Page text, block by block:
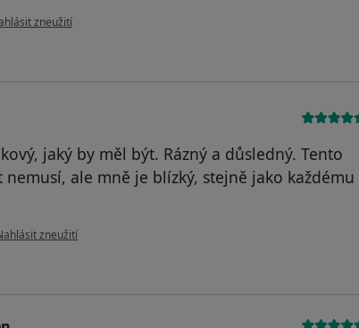
názoru uživatele Lenka Š.
zneužití
jaký by měl být. Rázný a důsledný. Tento
ale mně je blízký, stejně jako každému
názoru uživatele L. C.
zneužití